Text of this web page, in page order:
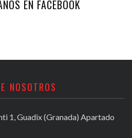
EN FACEBOOK
NOSOTROS
1, Guadix (Granada) Apartado